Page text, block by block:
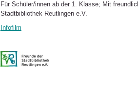
Für Schüler/innen ab der 1. Klasse; Mit
Stadtbibliothek Reutlingen e.V.
Infofilm